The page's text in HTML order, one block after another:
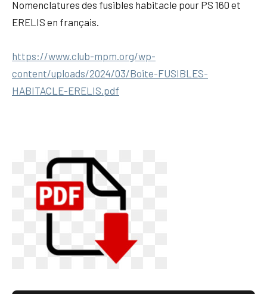
Nomenclatures des fusibles habitacle pour PS 160 et
ERELIS en français.
https://www.club-mpm.org/wp-
content/uploads/2024/03/Boite-FUSIBLES-
HABITACLE-ERELIS.pdf